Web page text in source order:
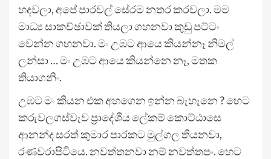
හදවලා, අපේ පාරවල් සේරම නතර කරවලා. මම
මාධ්‍ය සාකච්ඡාවක් තියලා ගහනවා කුඩු පට්ටං
වෙන්න ගහනවා. මං උඹට ආයෙ කියන්නෑ නිමල්
ලන්සා … මං උඹට ආයෙ කියන්නෙ නෑ, මතක
තියාගනිං.
උඹට මං කියන එක අහගෙන ඉන්න බැහැනෙ ? හෙට
කරුවලගස්වැව ප්‍රාදේශීය ලේකම් කොට්ඨාසෙ
ආනන්ද සරත් කුමාර පාරකට මුල්ගල තියනවා,
රණවරාපිටියෙ. නවත්තනවා නම් නවත්තපං. හෙට